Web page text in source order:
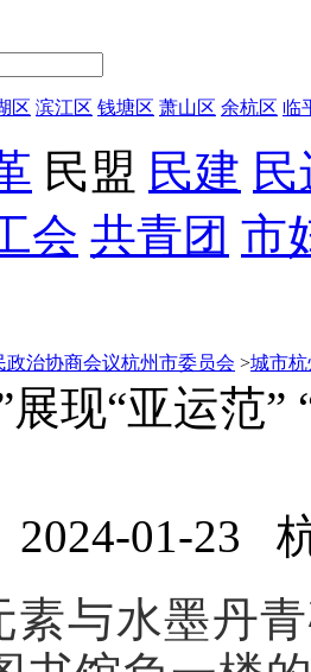
区 滨江区 钱塘区 萧山区 余杭区 临
民盟 民建
会 共青团 市
政治协商会议杭州市委员会 >城市杭
展现“亚运范
2024-01-23
素与水墨丹